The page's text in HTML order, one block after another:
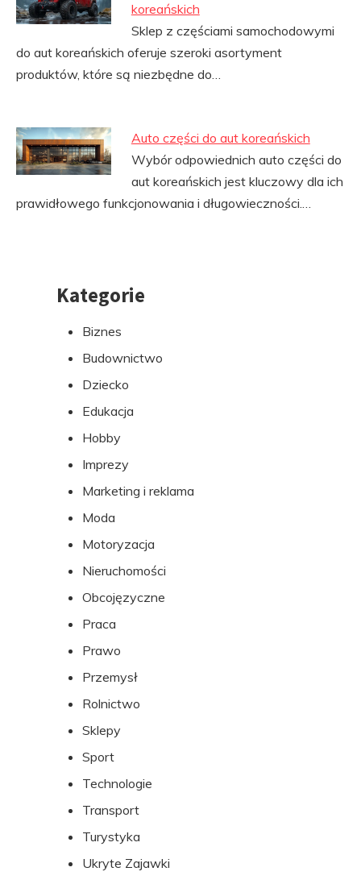
koreańskich
Sklep z częściami samochodowymi
do aut koreańskich oferuje szeroki asortyment
produktów, które są niezbędne do…
Auto części do aut koreańskich
Wybór odpowiednich auto części do
aut koreańskich jest kluczowy dla ich
prawidłowego funkcjonowania i długowieczności.…
PrzejdźKategorie
Biznes
Budownictwo
Dziecko
Edukacja
Hobby
Imprezy
Marketing i reklama
Moda
Motoryzacja
Nieruchomości
Obcojęzyczne
Praca
Prawo
Przemysł
Rolnictwo
Sklepy
Sport
Technologie
Transport
Turystyka
Ukryte Zajawki